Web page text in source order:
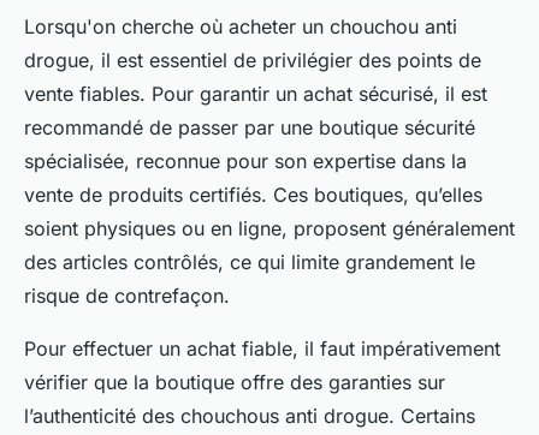
Lorsqu'on cherche où acheter un chouchou anti
drogue, il est essentiel de privilégier des points de
vente fiables. Pour garantir un achat sécurisé, il est
recommandé de passer par une boutique sécurité
spécialisée, reconnue pour son expertise dans la
vente de produits certifiés. Ces boutiques, qu’elles
soient physiques ou en ligne, proposent généralement
des articles contrôlés, ce qui limite grandement le
risque de contrefaçon.
Pour effectuer un achat fiable, il faut impérativement
vérifier que la boutique offre des garanties sur
l’authenticité des chouchous anti drogue. Certains